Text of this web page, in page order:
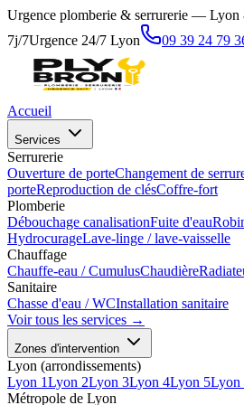
Urgence plomberie & serrurerie —
7j/7Urgence 24/7 Lyon 09 39 24 79
Accueil
Services
Serrurerie
Ouverture de porteChangement de
porteReproduction de clésCoffre-fort
Plomberie
Débouchage canalisationFuite d'eau
HydrocurageLave-linge / lave-vaisselle
Chauffage
Chauffe-eau / CumulusChaudière
Sanitaire
Chasse d'eau / WCInstallation sanitaire
Voir tous les services →
Zones d'intervention
Lyon (arrondissements)
Lyon 1Lyon 2Lyon 3Lyon 4Lyon 5Lyon
Métropole de Lyon